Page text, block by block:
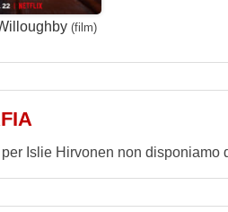
(film)
Islie Hirvonen non disponiamo